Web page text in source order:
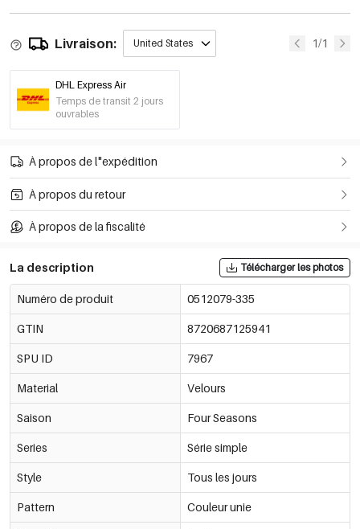
Livraison: United States 1/1
DHL Express Air
Temps de transit 2 jours
ouvrables
À propos de l"expédition
À propos du retour
À propos de la fiscalité
La description Télécharger les photos
Numéro de produit 0512079-335
GTIN 8720687125941
SPU ID 7967
Material Velours
Saison Four Seasons
Series Série simple
Style Tous les jours
Pattern Couleur unie